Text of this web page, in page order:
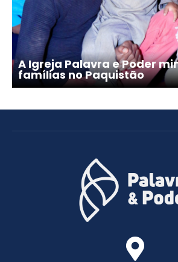
A Igreja Palavra e Poder
famílias no Paquistão